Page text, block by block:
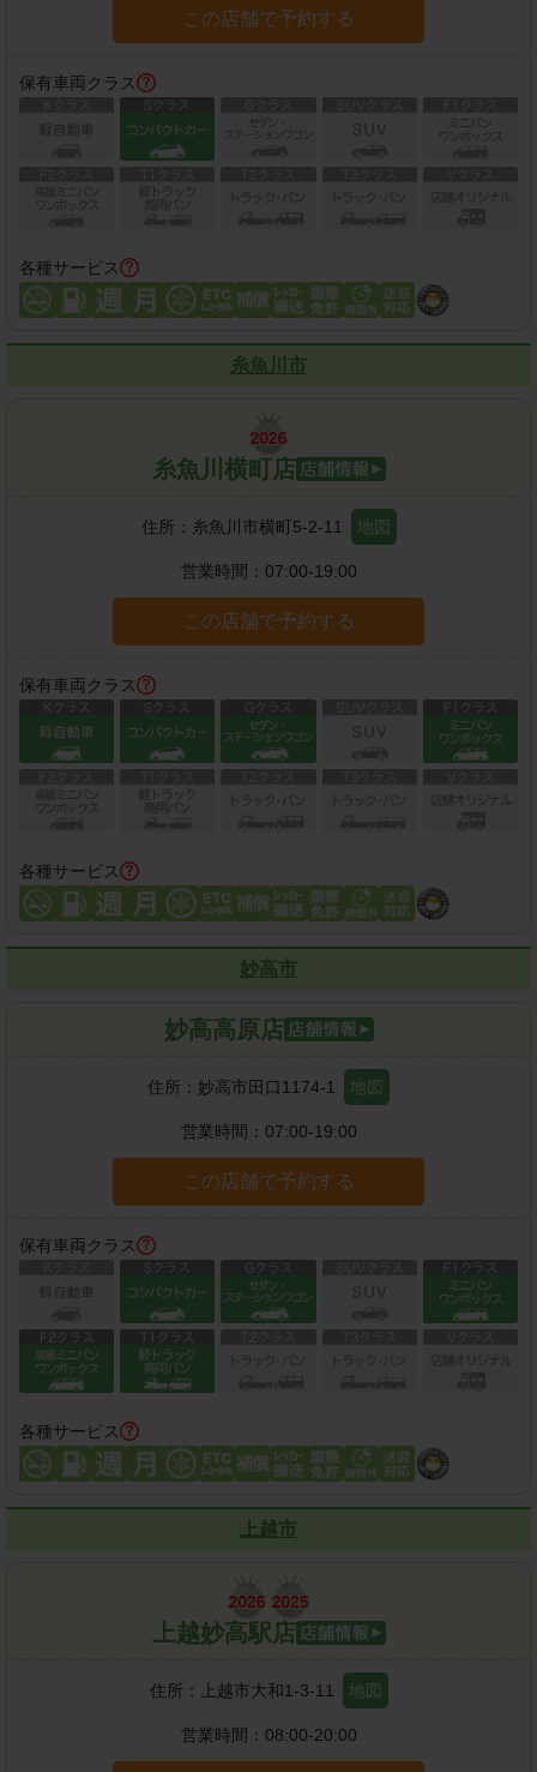
この店舗で予約する
保有車両クラス
各種サービス
糸魚川市
糸魚川横町店
住所： 糸魚川市横町5-2-11 地図
営業時間： 07:00-19:00
この店舗で予約する
保有車両クラス
各種サービス
妙高市
妙高高原店
住所： 妙高市田口1174-1 地図
営業時間： 07:00-19:00
この店舗で予約する
保有車両クラス
各種サービス
上越市
上越妙高駅店
住所： 上越市大和1-3-11 地図
営業時間： 08:00-20:00